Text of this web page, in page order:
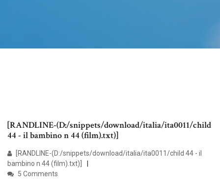
[RANDLINE-(D:/snippets/download/italia/ita0011/child
44 - il bambino n 44 (film).txt)]
[RANDLINE-(D:/snippets/download/italia/ita0011/child 44 - il
bambino n 44 (film).txt)]
5 Comments